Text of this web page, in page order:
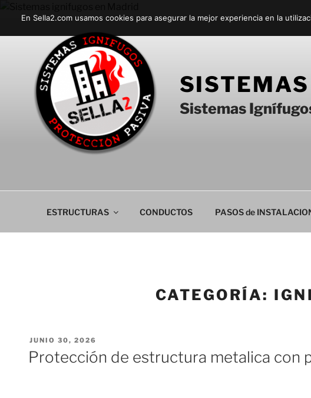
contenido
Sistemas
ESTRUCTURAS CONDUCTOS PASOS de
CATEGORÍA:
PUBLICADO
EL
JUNIO 30, 2026
Protección de estructura metalica con
En Sella2.com usamos cookies para asegurar la mejor experiencia en la